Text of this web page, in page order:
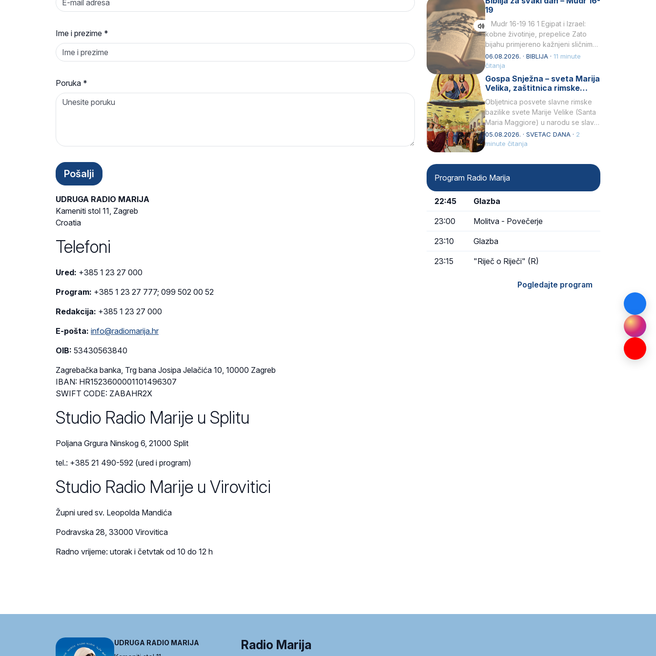
Ime i prezime *
Poruka *
UDRUGA RADIO MARIJA
Kameniti stol 11, Zagreb
Croatia
Telefoni
Ured: +385 1 23 27 000
Program: +385 1 23 27 777; 099 502 00 52
Redakcija: +385 1 23 27 000
E-pošta: info@radiomarija.hr
OIB: 53430563840
Zagrebačka banka, Trg bana Josipa Jelačića 10, 10000 Zagreb
IBAN: HR1523600001101496307
SWIFT CODE: ZABAHR2X
Studio Radio Marije u Splitu
Poljana Grgura Ninskog 6, 21000 Split
tel.: +385 21 490-592 (ured i program)
Studio Radio Marije u Virovitici
Župni ured sv. Leopolda Mandića
Podravska 28, 33000 Virovitica
Radno vrijeme: utorak i četvtak od 10 do 12 h
19
Mudr 16-19 16 1 Egipat i Izrael:
kobne životinje, prepelice Zato
bijahu primjereno kažnjeni sličnim
životinjamai mučeni mnoštvom
kukaca.2 A narod…
06.08.2026. · BIBLIJA · 11 minute
čitanja
Gospa Snježna – sveta Marija
Velika, zaštitnica rimske
bazilike
Obljetnica posvete slavne rimske
bazilike svete Marije Velike (Santa
Maria Maggiore) u narodu se slavi
kao Gospa Snježna. Ovaj naziv,
Sancta Maria…
05.08.2026. · SVETAC DANA · 2
minute čitanja
Program Radio Marija
22:45 Glazba
23:00 Molitva - Povečerje
23:10 Glazba
23:15 "Riječ o Riječi" (R)
Pogledajte program
UDRUGA RADIO MARIJA
Radio Marija